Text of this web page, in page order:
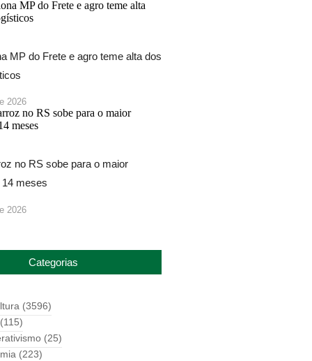
MP do Frete e agro teme alta dos
2026
no RS sobe para o maior
meses
2026
Categorias
(3596)
(25)
(223)